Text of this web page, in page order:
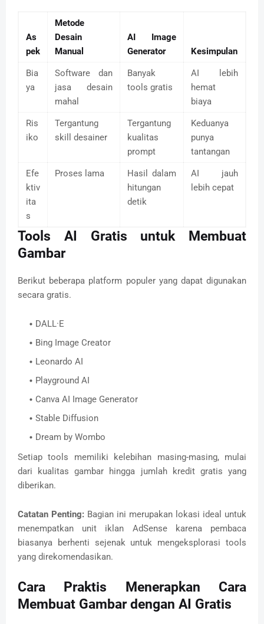
As
pek
Metode
Desain
Manual
AI Image
Generator
Kesimpulan
Bia
ya
Software dan
jasa desain
mahal
Banyak
tools gratis
AI lebih
hemat
biaya
Ris
iko
Tergantung
skill desainer
Tergantung
kualitas
prompt
Keduanya
punya
tantangan
Efe
ktiv
ita
s
Proses lama
Hasil dalam
hitungan
detik
AI jauh
lebih cepat
Tools AI Gratis untuk Membuat
Gambar
Berikut beberapa platform populer yang dapat digunakan
secara gratis.
DALL·E
Bing Image Creator
Leonardo AI
Playground AI
Canva AI Image Generator
Stable Diffusion
Dream by Wombo
Setiap tools memiliki kelebihan masing-masing, mulai
dari kualitas gambar hingga jumlah kredit gratis yang
diberikan.
Catatan Penting: Bagian ini merupakan lokasi ideal untuk
menempatkan unit iklan AdSense karena pembaca
biasanya berhenti sejenak untuk mengeksplorasi tools
yang direkomendasikan.
Cara Praktis Menerapkan Cara
Membuat Gambar dengan AI Gratis